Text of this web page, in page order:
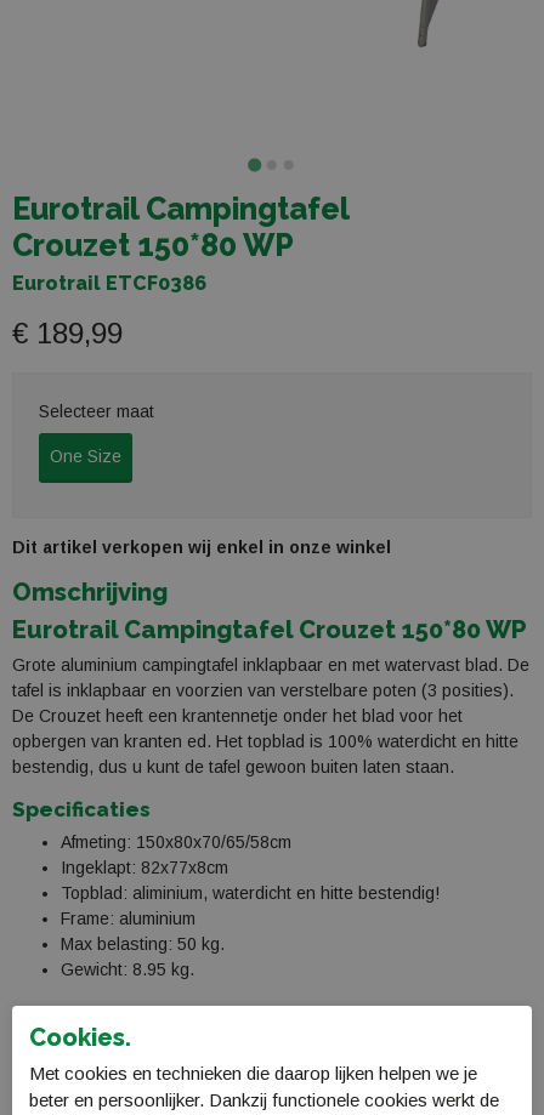
Eurotrail Campingtafel
Crouzet 150*80 WP
Eurotrail ETCF0386
€ 189,99
Selecteer maat
One Size
Dit artikel verkopen wij enkel in onze winkel
Omschrijving
Eurotrail Campingtafel Crouzet 150*80 WP
Grote aluminium campingtafel inklapbaar en met watervast blad. De
tafel is inklapbaar en voorzien van verstelbare poten (3 posities).
De Crouzet heeft een krantennetje onder het blad voor het
opbergen van kranten ed. Het topblad is 100% waterdicht en hitte
bestendig, dus u kunt de tafel gewoon buiten laten staan.
Specificaties
Afmeting: 150x80x70/65/58cm
Ingeklapt: 82x77x8cm
Topblad: aliminium, waterdicht en hitte bestendig!
Frame: aluminium
Max belasting: 50 kg.
Gewicht: 8.95 kg.
Bestellen en Betalen
Cookies.
Met cookies en technieken die daarop lijken helpen we je
beter en persoonlijker. Dankzij functionele cookies werkt de